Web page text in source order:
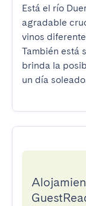
Está el río
agradable
vinos
También está
brinda la
un día